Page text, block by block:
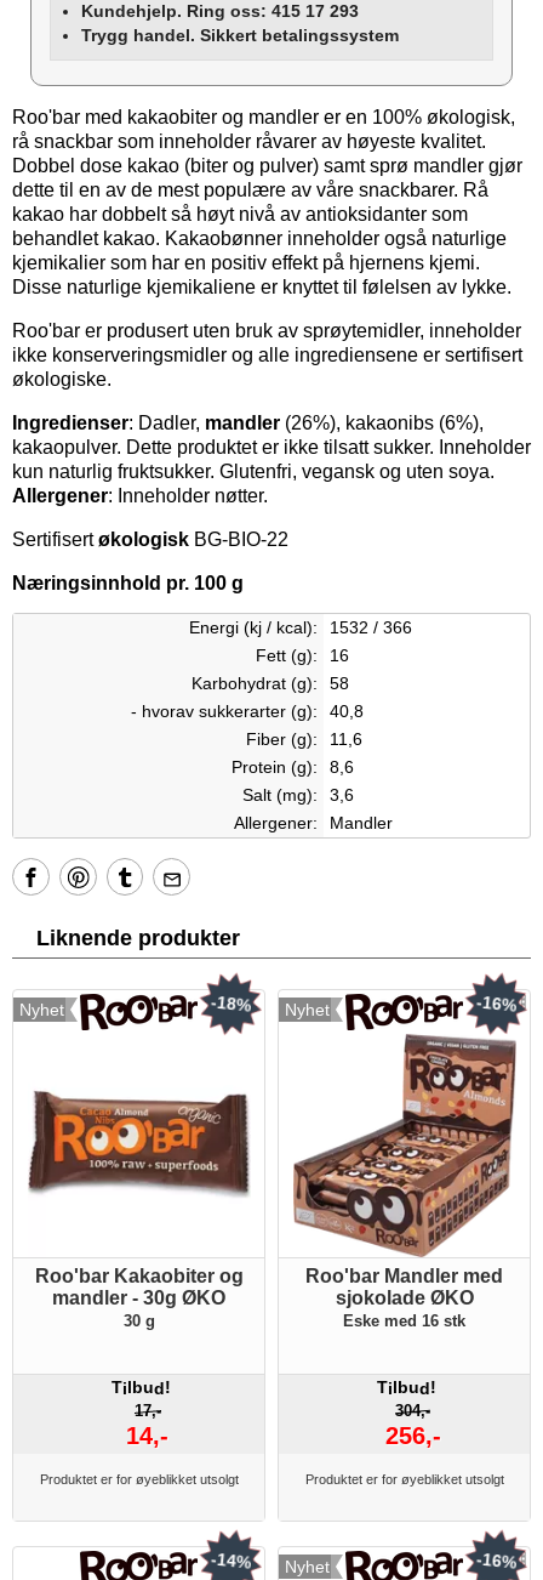
Kundehjelp. Ring oss: 415 17 293
Trygg handel. Sikkert betalingssystem
Roo'bar med kakaobiter og mandler er en 100% økologisk,
rå snackbar som inneholder råvarer av høyeste kvalitet.
Dobbel dose kakao (biter og pulver) samt sprø mandler gjør
dette til en av de mest populære av våre snackbarer. Rå
kakao har dobbelt så høyt nivå av antioksidanter som
behandlet kakao. Kakaobønner inneholder også naturlige
kjemikalier som har en positiv effekt på hjernens kjemi.
Disse naturlige kjemikaliene er knyttet til følelsen av lykke.
Roo'bar er produsert uten bruk av sprøytemidler, inneholder
ikke konserveringsmidler og alle ingrediensene er sertifisert
økologiske.
Ingredienser: Dadler, mandler (26%), kakaonibs (6%),
kakaopulver. Dette produktet er ikke tilsatt sukker. Inneholder
kun naturlig fruktsukker. Glutenfri, vegansk og uten soya.
Allergener: Inneholder nøtter.
Sertifisertøkologisk BG-BIO-22
Næringsinnhold pr. 100 g
Energi (kj / kcal):
1532 / 366
Fett (g):
16
Karbohydrat (g):
58
- hvorav sukkerarter (g):
40,8
Fiber (g):
11,6
Protein (g):
8,6
Salt (mg):
3,6
Allergener:
Mandler
Liknende produkter
Nyhet
Roo'bar Kakaobiter og
mandler - 30g ØKO
30 g
Tilbud!
17,-
14,-
-18%
Produktet er for øyeblikket utsolgt
Nyhet
Roo'bar Mandler med
sjokolade ØKO
Eske med 16 stk
Tilbud!
304,-
256,-
-16%
Produktet er for øyeblikket utsolgt
-14% Nyhet -16%